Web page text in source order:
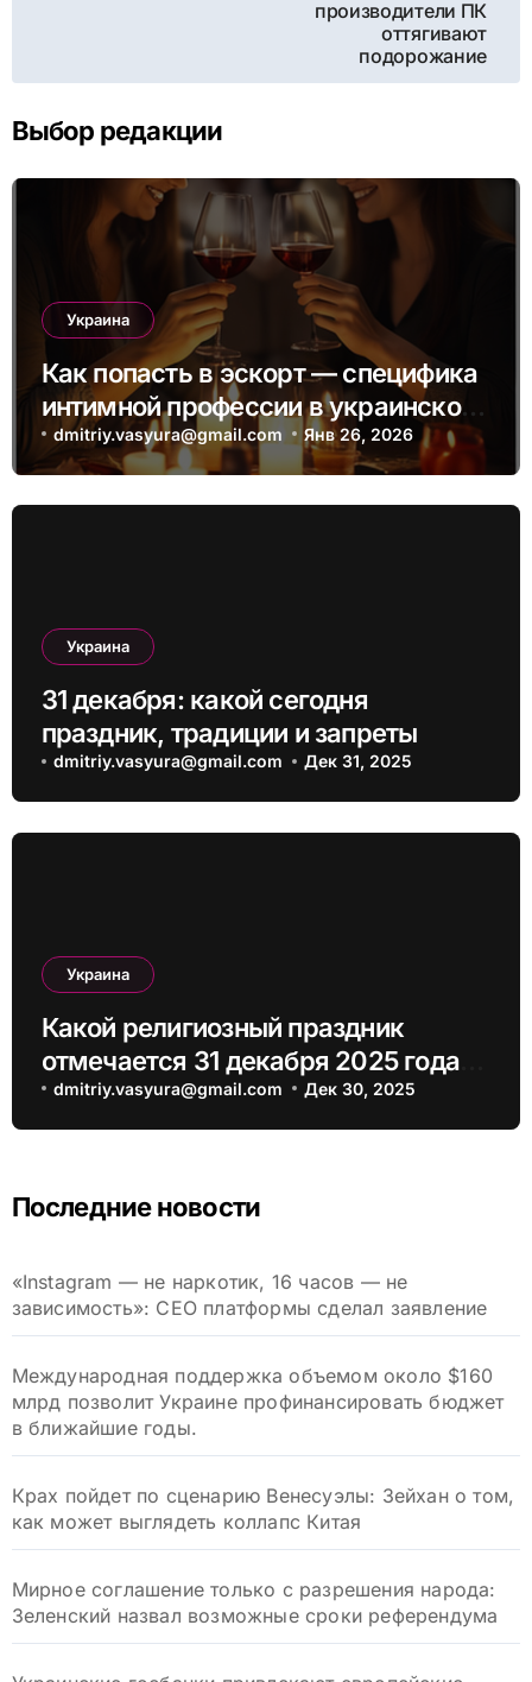
производители ПК
оттягивают
подорожание
Выбор редакции
Украина
Как попасть в эскорт — специфика
интимной профессии в украинском
пространстве
dmitriy.vasyura@gmail.com Янв 26, 2026
Украина
31 декабря: какой сегодня
праздник, традиции и запреты
dmitriy.vasyura@gmail.com Дек 31, 2025
Украина
Какой религиозный праздник
отмечается 31 декабря 2025 года:
традиции и молитва
dmitriy.vasyura@gmail.com Дек 30, 2025
Последние новости
«Instagram — не наркотик, 16 часов — не
зависимость»: CEO платформы сделал заявление
Международная поддержка объемом около $160
млрд позволит Украине профинансировать бюджет
в ближайшие годы.
Крах пойдет по сценарию Венесуэлы: Зейхан о том,
как может выглядеть коллапс Китая
Мирное соглашение только с разрешения народа:
Зеленский назвал возможные сроки референдума